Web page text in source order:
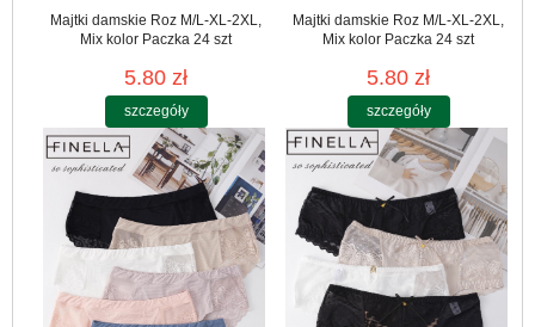
Majtki damskie Roz M/L-XL-2XL,
Mix kolor Paczka 24 szt
5.80 zł
szczegóły
Majtki damskie Roz M/L-XL-2XL,
Mix kolor Paczka 24 szt
5.80 zł
szczegóły